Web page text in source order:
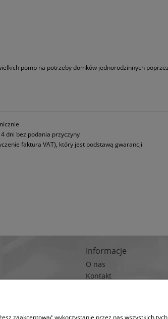
pomp na potrzeby domków jednorodzinnych
dni bez podania przyczyny
faktura VAT), który jest podstawą gwarancji
Informacje
O nas
Kontakt
zaakceptować wykorzystanie przez nas wszystkich